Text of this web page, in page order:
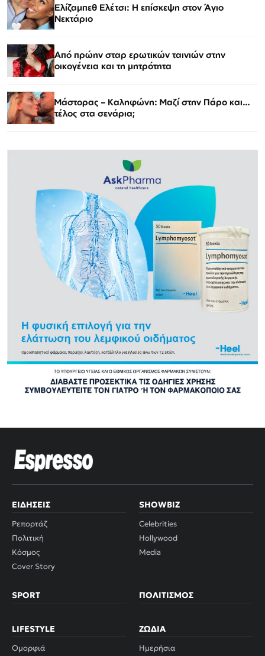
Ελίζαμπεθ Ελέτσι: Η επίσκεψη στον Άγιο
Νεκτάριο
Από πρώην σταρ ερωτικών ταινιών στην
οικογένεια και τη μητρότητα
Μάστορας – Καληφώνη: Μαζί στην Πάρο και…
τέλος στα σενάρια;
ΕΙΔΉΣΕΙΣ
Ρεπορτάζ
Πολιτική
Κόσμος
Cover Story
SHOWBIZ
Celebrities
Hollywood
Media
SPORT ΠΟΛΙΤΙΣΜΌΣ
LIFESTYLE
Ομορφιά
ΖΏΔΙΑ
Ημερήσια